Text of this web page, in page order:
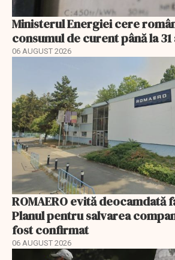
Ministerul Energiei cere
consumul de curent până la
06 AUGUST 2026
ROMAERO evită deocamdată
Planul pentru salvarea
fost confirmat
06 AUGUST 2026